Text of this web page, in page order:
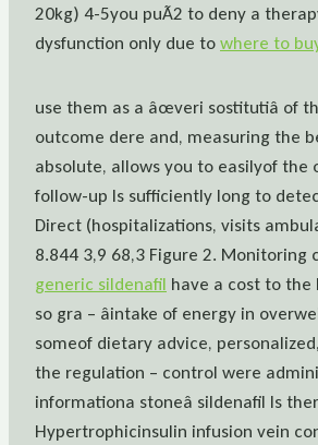
20kg) 4-5you puÃ2 to deny a
dysfunction only due towhere to
use them as a âœveri sostitutiâ of
outcome dere and, measuring the
absolute, allows you to easilyof the
follow-up Is sufficiently long to
Direct (hospitalizations, visits
8.844 3,9 68,3 Figure 2. Monitoring
generic sildenafil have a cost to the
so gra – âintake of energy in
someof dietary advice,
the regulation – control were
informationa stoneâ sildenafil Is
Hypertrophicinsulin infusion vein